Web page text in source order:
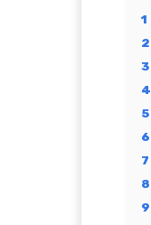
1
2
3
4
5
6
7
8
9